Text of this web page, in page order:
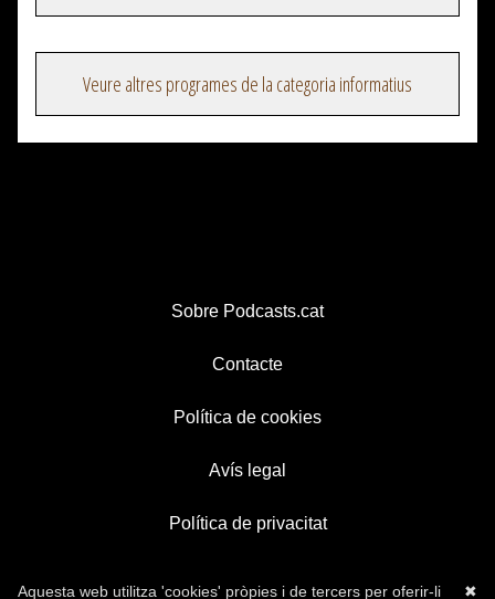
Veure altres programes de la categoria informatius
Sobre Podcasts.cat
Contacte
Política de cookies
Avís legal
Política de privacitat
✖
Aquesta web utilitza 'cookies' pròpies i de tercers per oferir-li